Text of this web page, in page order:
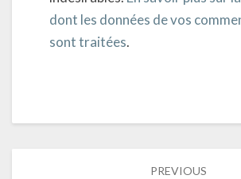
dont les données de vos
sont traitées.
PREVIOUS